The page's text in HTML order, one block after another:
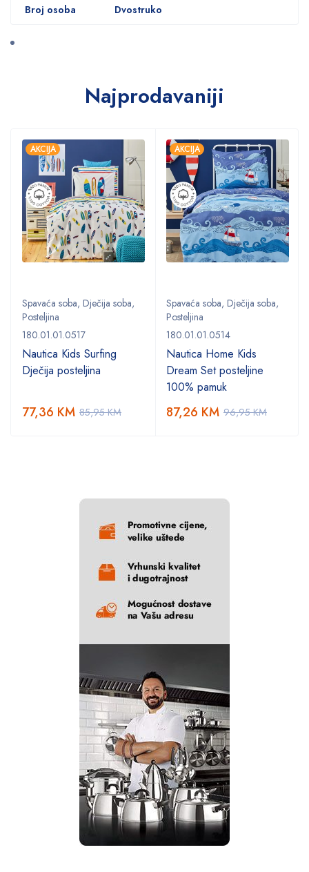
Broj osoba Dvostruko
Najprodavaniji
AKCIJA
Spavaća soba, Dječija soba,
Posteljina
180.01.01.0517
Nautica Kids Surfing
Dječija posteljina
85,95KM
77,36 KM
AKCIJA
Spavaća soba, Dječija soba,
Posteljina
180.01.01.0514
Nautica Home Kids
Dream Set posteljine
100% pamuk
96,95KM
87,26 KM